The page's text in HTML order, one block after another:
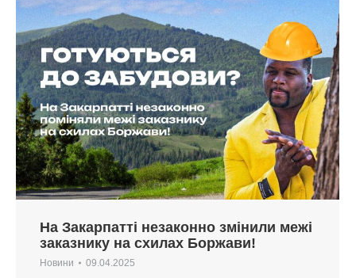
На Закарпатті незаконно змінили межі
заказнику на схилах Боржави!
Новини 09.04.2025